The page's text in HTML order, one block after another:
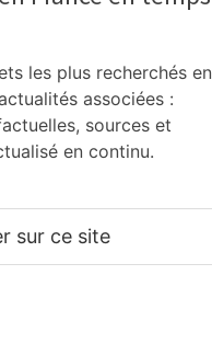
les plus recherchés en
associées :
sources et
en continu.